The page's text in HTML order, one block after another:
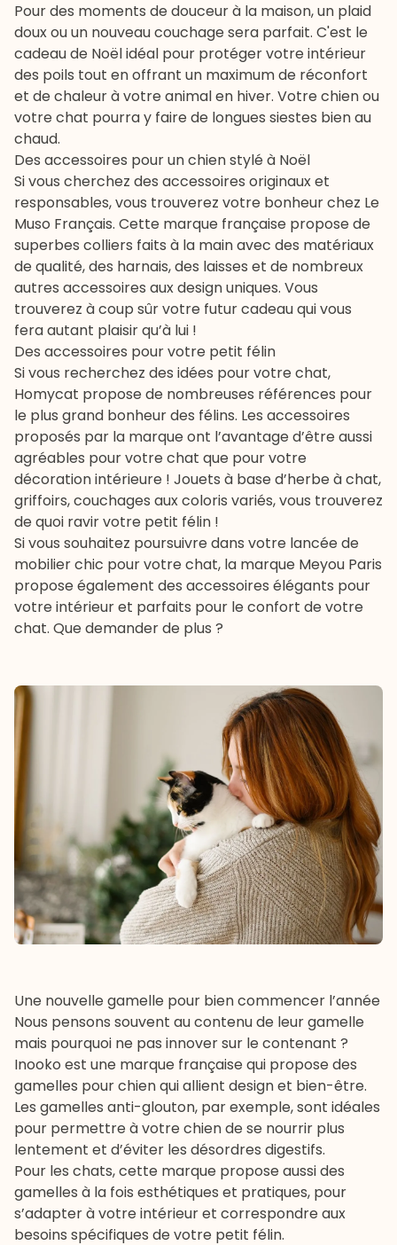
Pour des moments de douceur à la maison, un plaid
doux ou un nouveaucouchage sera parfait. C'est le
cadeau de Noël idéal pour protéger votre intérieur
des poils tout en offrant un maximum de réconfort
et de chaleur à votre animal en hiver. Votre chien ou
votre chat pourra y faire de longues siestes bien au
chaud.
Des accessoires pour un chien stylé à Noël
Si vous cherchez des accessoires originaux et
responsables, vous trouverez votre bonheur chez Le
Muso Français. Cette marque française propose de
superbes colliers faits à la main avec des matériaux
de qualité, des harnais, des laisses et de nombreux
autres accessoires aux design uniques. Vous
trouverez à coup sûr votre futur cadeau qui vous
fera autant plaisir qu’à lui !
Des accessoires pour votre petit félin
Si vous recherchez des idées pour votre chat,
Homycat propose de nombreuses références pour
le plus grand bonheur des félins. Les accessoires
proposés par la marque ont l’avantage d’être aussi
agréables pour votre chat que pour votre
décoration intérieure ! Jouets à base d’herbe à chat,
griffoirs, couchages aux coloris variés, vous trouverez
de quoi ravir votre petit félin !
Si vous souhaitez poursuivre dans votre lancée de
mobilier chic pour votre chat, la marque Meyou Paris
propose également des accessoires élégants pour
votre intérieur et parfaits pour le confort de votre
chat. Que demander de plus ?
Une nouvelle gamelle pour bien commencer l’année
Nous pensons souvent au contenu de leur gamelle
mais pourquoi ne pas innover sur le contenant ?
Inooko est une marque française qui propose des
gamelles pour chien qui allient design et bien-être.
Les gamelles anti-glouton, par exemple, sont idéales
pour permettre à votre chien de se nourrir plus
lentement et d’éviter les désordres digestifs.
Pour les chats, cette marque propose aussi des
gamelles à la fois esthétiques et pratiques, pour
s’adapter à votre intérieur et correspondre aux
besoins spécifiques de votre petit félin.